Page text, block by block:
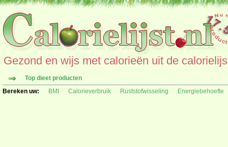
Gezond en wijs met calorieën uit de
Top dieet producten
Bereken uw:
BMI Calorieverbruik Ruststofwisseling Energiebehoefte